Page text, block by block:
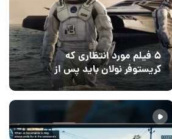
۵ فیلم مورد انتظاری که
کریستوفر نولان باید پس از
ادیسه بسازد
2 12 مرداد 1405